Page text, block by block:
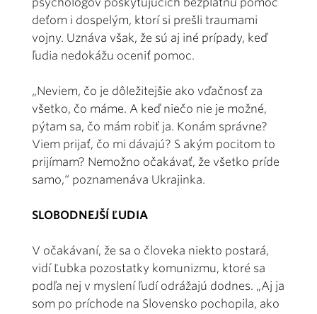
deťom i dospelým, ktorí si prešli traumami
vojny. Uznáva však, že sú aj iné prípady, keď
ľudia nedokážu oceniť pomoc.
„Neviem, čo je dôležitejšie ako vďačnosť za
všetko, čo máme. A keď niečo nie je možné,
pýtam sa, čo mám robiť ja. Konám správne?
Viem prijať, čo mi dávajú? S akým pocitom to
prijímam? Nemožno očakávať, že všetko príde
samo,“ poznamenáva Ukrajinka.
SLOBODNEJŠÍ ĽUDIA
V očakávaní, že sa o človeka niekto postará,
vidí Ľubka pozostatky komunizmu, ktoré sa
podľa nej v myslení ľudí odrážajú dodnes. „Aj ja
som po príchode na Slovensko pochopila, ako